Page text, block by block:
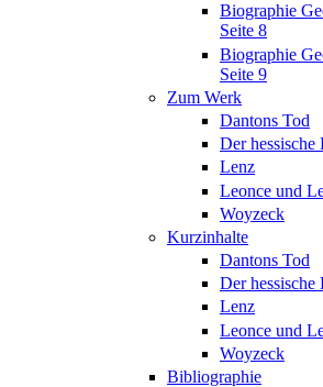
Biographie
Seite 8
Biographie
Seite 9
Zum Werk
Dantons Tod
Der hessische
Lenz
Leonce und
Woyzeck
Kurzinhalte
Dantons Tod
Der hessische
Lenz
Leonce und
Woyzeck
Bibliographie